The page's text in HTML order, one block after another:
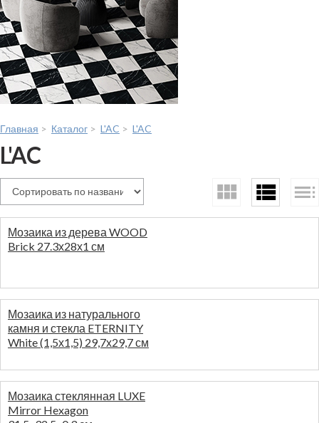
Главная > Каталог > L'AC > L'AC
L'AC
Мозаика из дерева WOOD
Brick 27.3х28х1 см
На складе: 79 458,64руб./шт
Мозаика из натурального
камня и стекла ETERNITY
White (1,5х1,5) 29,7х29,7 см
На складе: 19 529,25руб./шт
Мозаика стеклянная LUXE
Mirror Hexagon